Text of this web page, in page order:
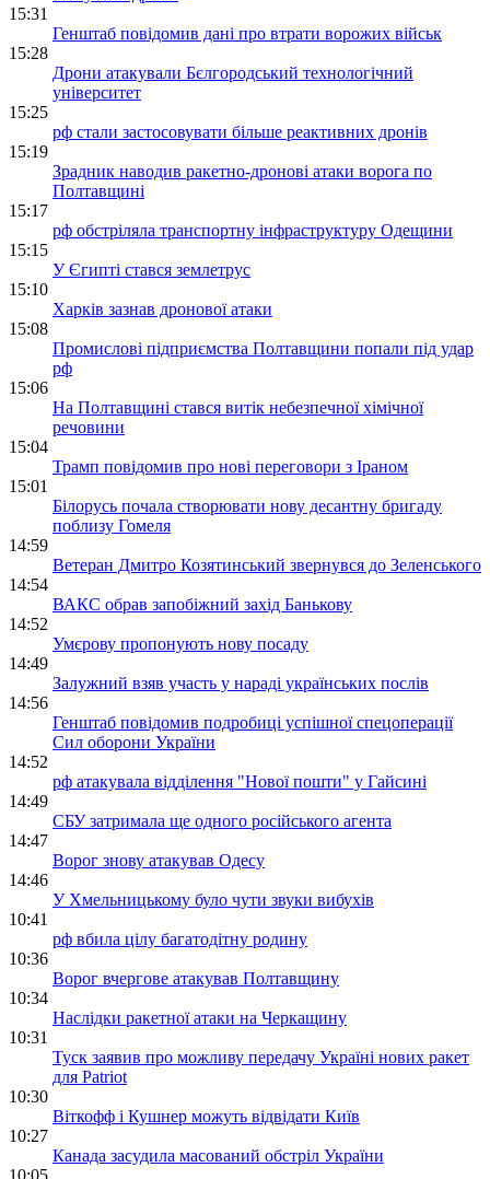
15:31
Генштаб повідомив дані про втрати ворожих військ
15:28
Дрони атакували Бєлгородський технологічний
університет
15:25
рф стали застосовувати більше реактивних дронів
15:19
Зрадник наводив ракетно-дронові атаки ворога по
Полтавщині
15:17
рф обстріляла транспортну інфраструктуру Одещини
15:15
У Єгипті стався землетрус
15:10
Харків зазнав дронової атаки
15:08
Промислові підприємства Полтавщини попали під удар
рф
15:06
На Полтавщині стався витік небезпечної хімічної
речовини
15:04
Трамп повідомив про нові переговори з Іраном
15:01
Білорусь почала створювати нову десантну бригаду
поблизу Гомеля
14:59
Ветеран Дмитро Козятинський звернувся до Зеленського
14:54
ВАКС обрав запобіжний захід Банькову
14:52
Умєрову пропонують нову посаду
14:49
Залужний взяв участь у нараді українських послів
14:56
Генштаб повідомив подробиці успішної спецоперації
Сил оборони України
14:52
рф атакувала відділення "Нової пошти" у Гайсині
14:49
СБУ затримала ще одного російського агента
14:47
Ворог знову атакував Одесу
14:46
У Хмельницькому було чути звуки вибухів
10:41
рф вбила цілу багатодітну родину
10:36
Ворог вчергове атакував Полтавщину
10:34
Наслідки ракетної атаки на Черкащину
10:31
Туск заявив про можливу передачу Україні нових ракет
для Patriot
10:30
Віткофф і Кушнер можуть відвідати Київ
10:27
Канада засудила масований обстріл України